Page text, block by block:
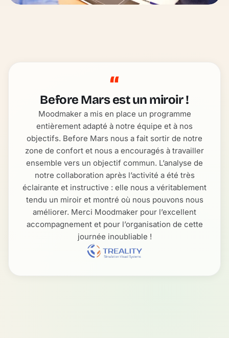
“
Before Mars est un miroir !
Moodmaker a mis en place un programme
entièrement adapté à notre équipe et à nos
objectifs. Before Mars nous a fait sortir de notre
zone de confort et nous a encouragés à travailler
ensemble vers un objectif commun. L’analyse de
notre collaboration après l’activité a été très
éclairante et instructive : elle nous a véritablement
tendu un miroir et montré où nous pouvons nous
améliorer. Merci Moodmaker pour l’excellent
accompagnement et pour l’organisation de cette
journée inoubliable !